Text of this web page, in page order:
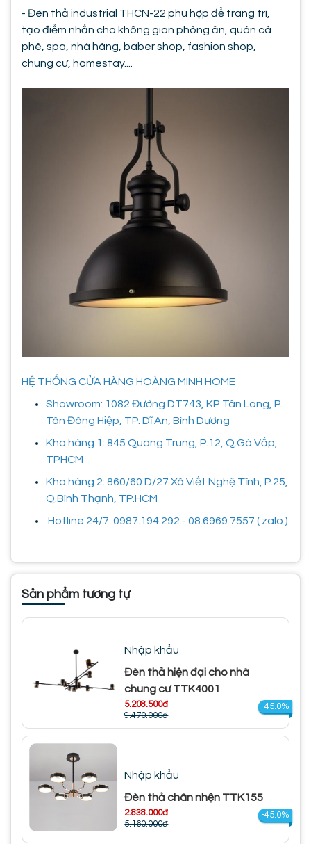
- Đèn thả industrial THCN-22 phù hợp để trang trí,
tạo điểm nhấn cho không gian phòng ăn, quán cà
phê, spa, nhà hàng, baber shop, fashion shop,
chung cư, homestay....
HỆ THỐNG CỬA HÀNG HOÀNG MINH HOME
Showroom: 1082 Đường DT743, KP Tân Long, P.
Tân Đông Hiệp, TP. Dĩ An, Bình Dương
Kho hàng 1: 845 Quang Trung, P.12, Q.Gò Vấp,
TPHCM
Kho hàng 2: 860/60 D/27 Xô Viết Nghệ Tĩnh, P.25,
Q.Bình Thạnh, TP.HCM
Hotline 24/7 :0987.194.292 - 08.6969.7557 ( zalo )
Sản phẩm tương tự
Nhập khẩu
Đèn thả hiện đại cho nhà
chung cư TTK4001
5.208.500đ
9.470.000đ
-45.0%
Nhập khẩu
Đèn thả chân nhện TTK155
2.838.000đ
5.160.000đ
-45.0%